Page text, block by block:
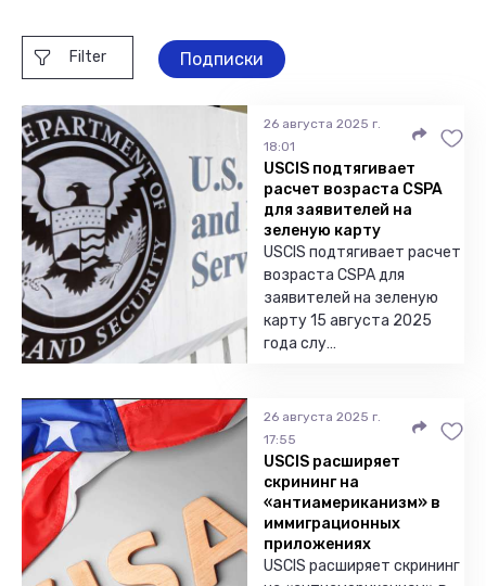
Filter Подписки
26 августа 2025 г.
18:01
USCIS подтягивает
расчет возраста CSPA
для заявителей на
зеленую карту
USCIS подтягивает расчет
возраста CSPA для
заявителей на зеленую
карту 15 августа 2025
года слу…
26 августа 2025 г.
17:55
USCIS расширяет
скрининг на
«антиамериканизм» в
иммиграционных
приложениях
USCIS расширяет скрининг